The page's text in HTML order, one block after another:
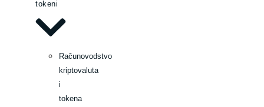
tokeni
Računovodstvo
kriptovaluta
i
tokena